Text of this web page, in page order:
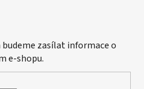
zasílat informace o
e-shopu.